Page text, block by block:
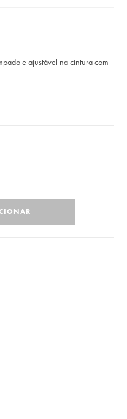
e ajustável na cintura com